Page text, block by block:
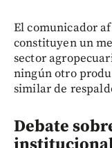
El comunicador
constituyen un
sector
ningún otro
similar de
Debate